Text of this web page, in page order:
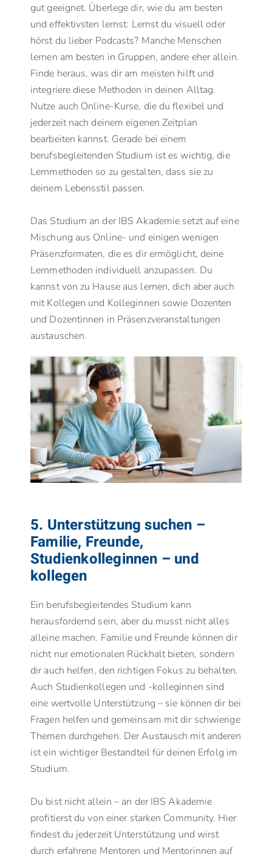
gut geeignet. Überlege dir, wie du am besten
und effektivsten lernst: Lernst du visuell oder
hörst du lieber Podcasts? Manche Menschen
lernen am besten in Gruppen, andere eher allein.
Finde heraus, was dir am meisten hilft und
integriere diese Methoden in deinen Alltag.
Nutze auch Online-Kurse, die du flexibel und
jederzeit nach deinem eigenen Zeitplan
bearbeiten kannst. Gerade bei einem
berufsbegleitenden Studium ist es wichtig, die
Lernmethoden so zu gestalten, dass sie zu
deinem Lebensstil passen.
Das Studium an der IBS Akademie setzt auf eine
Mischung aus Online- und einigen wenigen
Präsenzformaten, die es dir ermöglicht, deine
Lernmethoden individuell anzupassen. Du
kannst von zu Hause aus lernen, dich aber auch
mit Kollegen und Kolleginnen sowie Dozenten
und Dozentinnen in Präsenzveranstaltungen
austauschen.
5. Unterstützung suchen –
Familie, Freunde,
Studienkolleginnen – und
kollegen
Ein berufsbegleitendes Studium kann
herausfordernd sein, aber du musst nicht alles
alleine machen. Familie und Freunde können dir
nicht nur emotionalen Rückhalt bieten, sondern
dir auch helfen, den richtigen Fokus zu behalten.
Auch Studienkollegen und -kolleginnen sind
eine wertvolle Unterstützung – sie können dir bei
Fragen helfen und gemeinsam mit dir schwierige
Themen durchgehen. Der Austausch mit anderen
ist ein wichtiger Bestandteil für deinen Erfolg im
Studium.
Du bist nicht allein – an der IBS Akademie
profitierst du von einer starken Community. Hier
findest du jederzeit Unterstützung und wirst
durch erfahrene Mentoren und Mentorinnen auf